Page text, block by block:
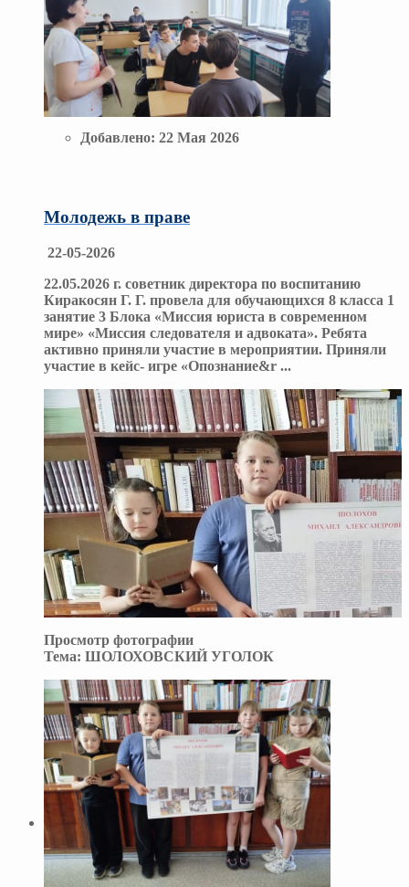
Добавлено: 22 Мая 2026
Молодежь в праве
22-05-2026
22.05.2026 г. советник директора по воспитанию
Киракосян Г. Г. провела для обучающихся 8 класса 1
занятие 3 Блока «Миссия юриста в современном
мире» «Миссия следователя и адвоката». Ребята
активно приняли участие в мероприятии. Приняли
участие в кейс- игре «Опознание&r ...
Просмотр фотографии
Тема: ШОЛОХОВСКИЙ УГОЛОК